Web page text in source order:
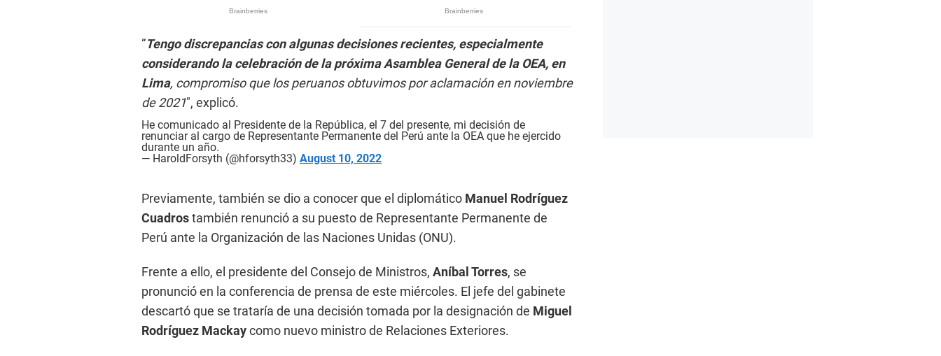
“Tengo discrepancias con algunas decisiones recientes, especialmente
considerando la celebración de la próxima Asamblea General de la OEA, en
Lima, compromiso que los peruanos obtuvimos por aclamación en noviembre
de 2021″, explicó.
He comunicado al Presidente de la República, el 7 del presente, mi decisión de
renunciar al cargo de Representante Permanente del Perú ante la OEA que he ejercido
durante un año.
— HaroldForsyth (@hforsyth33) August 10, 2022
Previamente, también se dio a conocer que el diplomático Manuel Rodríguez
Cuadrostambién renunció a su puesto de Representante Permanente de
Perú ante la Organización de las Naciones Unidas (ONU).
Frente a ello, el presidente del Consejo de Ministros, Aníbal Torres, se
pronunció en la conferencia de prensa de este miércoles. El jefe del gabinete
descartó que se trataría de una decisión tomada por la designación de Miguel
Rodríguez Mackaycomo nuevo ministro de Relaciones Exteriores.